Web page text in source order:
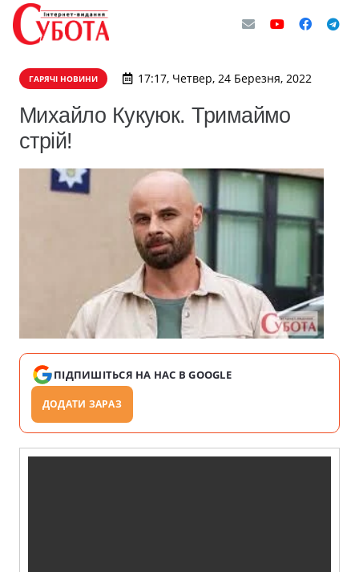
ГАРЯЧІ НОВИНИ 17:17, Четвер, 24 Березня, 2022
Михайло Кукуюк. Тримаймо
стрій!
ПІДПИШІТЬСЯ НА НАС В GOOGLE
ДОДАТИ ЗАРАЗ